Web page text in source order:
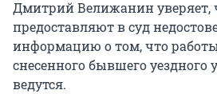
Дмитрий Велижанин уверяет,
предоставляют в суд
информацию о том, что
снесенного бывшего
ведутся.